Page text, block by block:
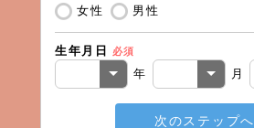
女性 男性
生年月日 必須
年 月
次のステップへ